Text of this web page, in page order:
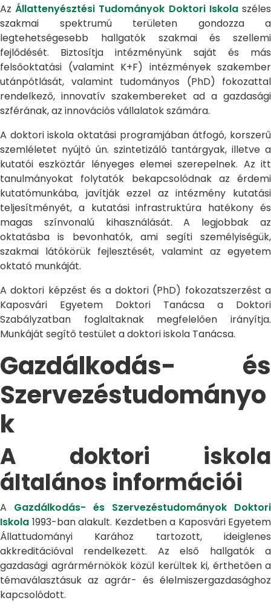
AzÁllattenyésztési Tudományok Doktori Iskolaszéles
szakmai spektrumú területen gondozza a
legtehetségesebb hallgatók szakmai és szellemi
fejlődését. Biztosítja intézményünk saját és más
felsőoktatási (valamint K+F) intézmények szakember
utánpótlását, valamint tudományos (PhD) fokozattal
rendelkező, innovatív szakembereket ad a gazdasági
szférának, az innovációs vállalatok számára.
A doktori iskola oktatási programjában átfogó, korszerű
szemléletet nyújtó ún. szintetizáló tantárgyak, illetve a
kutatói eszköztár lényeges elemei szerepelnek. Az itt
tanulmányokat folytatók bekapcsolódnak az érdemi
kutatómunkába, javítják ezzel az intézmény kutatási
teljesítményét, a kutatási infrastruktúra hatékony és
magas színvonalú kihasználását. A legjobbak az
oktatásba is bevonhatók, ami segíti személyiségük,
szakmai látókörük fejlesztését, valamint az egyetem
oktató munkáját.
A doktori képzést és a doktori (PhD) fokozatszerzést a
Kaposvári Egyetem Doktori Tanácsa a Doktori
Szabályzatban foglaltaknak megfelelően irányítja.
Munkáját segítő testület a doktori iskola Tanácsa.
Gazdálkodás- és
Szervezéstudományo
k
A doktori iskola
általános információi
A Gazdálkodás- és Szervezéstudományok Doktori
Iskola 1993-ban alakult. Kezdetben a Kaposvári Egyetem
Állattudományi Karához tartozott, ideiglenes
akkreditációval rendelkezett. Az első hallgatók a
gazdasági agrármérnökök közül kerültek ki, érthetően a
témaválasztásuk az agrár- és élelmiszergazdasághoz
kapcsolódott.